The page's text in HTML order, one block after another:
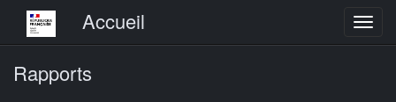
Menu principalAccueil
Rapports